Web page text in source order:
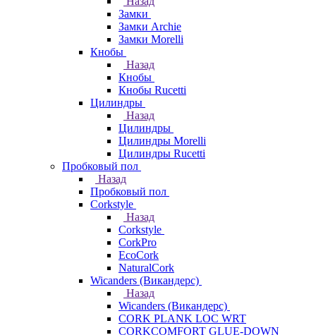
Замки
Замки Archie
Замки Morelli
Кнобы
Назад
Кнобы
Кнобы Rucetti
Цилиндры
Назад
Цилиндры
Цилиндры Morelli
Цилиндры Rucetti
Пробковый пол
Назад
Пробковый пол
Corkstyle
Назад
Corkstyle
CorkPro
EcoCork
NaturalCork
Wicanders (Викандерс)
Назад
Wicanders (Викандерс)
CORK PLANK LOC WRT
CORKCOMFORT GLUE-DOWN